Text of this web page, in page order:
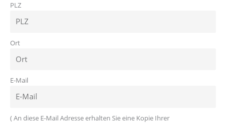
PLZ
Ort
E-Mail
( An diese E-Mail Adresse erhalten Sie eine Kopie Ihrer